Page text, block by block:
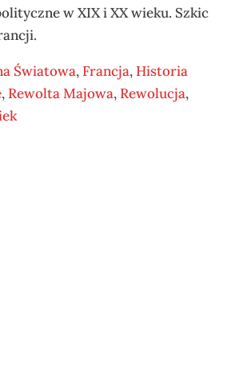
w XIX i XX wieku. Szkic
Światowa, Francja, Historia
, Rewolta Majowa, Rewolucja,